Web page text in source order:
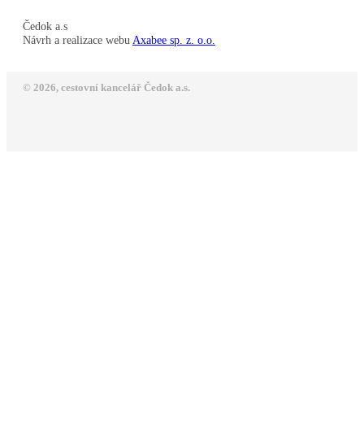
Čedok a.s
Návrh a realizace webu Axabee sp. z. o.o.
© 2026, cestovní kancelář Čedok a.s.